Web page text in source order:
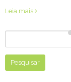
Leia mais
por: